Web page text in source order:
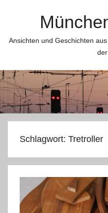
Ansichten und Geschichten
Schlagwort: Tretroller